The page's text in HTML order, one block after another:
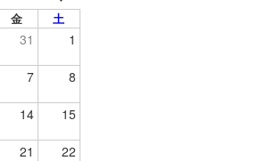
金 土
31 1
7 8
14 15
21 22